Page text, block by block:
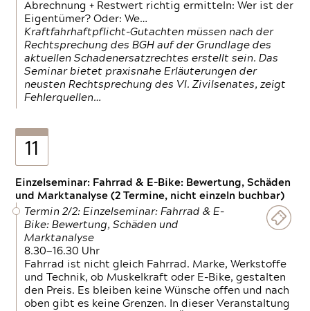
Abrechnung + Restwert richtig ermitteln: Wer ist der
Eigentümer? Oder: We…
Kraftfahrhaftpflicht-Gutachten müssen nach der
Rechtsprechung des BGH auf der Grundlage des
aktuellen Schadenersatzrechtes erstellt sein. Das
Seminar bietet praxisnahe Erläuterungen der
neusten Rechtsprechung des VI. Zivilsenates, zeigt
Fehlerquellen…
11
Einzelseminar: Fahrrad & E-Bike: Bewertung, Schäden
und Marktanalyse (2 Termine, nicht einzeln buchbar)
Termin 2/2: Einzelseminar: Fahrrad & E-
Bike: Bewertung, Schäden und
Marktanalyse
8.30—16.30 Uhr
Fahrrad ist nicht gleich Fahrrad. Marke, Werkstoffe
und Technik, ob Muskelkraft oder E-Bike, gestalten
den Preis. Es bleiben keine Wünsche offen und nach
oben gibt es keine Grenzen. In dieser Veranstaltung